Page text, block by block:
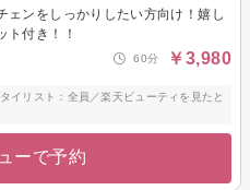
ェンをしっかりしたい方向け！嬉し
ト付き！！
60分 ￥3,980
イリスト：全員／楽天ビューティを見たと
ーで予約